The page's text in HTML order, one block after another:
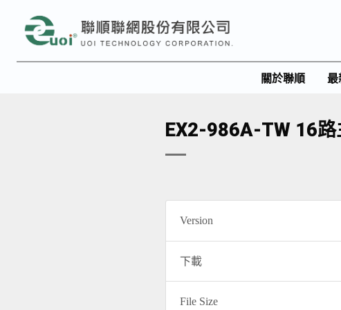
關於聯順
EX2-986A-TW 16路
Version
下載
File Size